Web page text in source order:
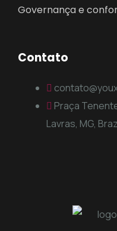
Governança e
Contato
Praça
Lavras, MG,